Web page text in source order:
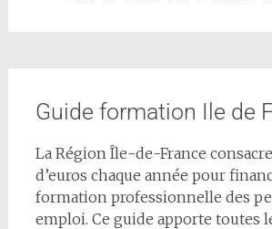
Guide formation Ile de
La Région Île-de-France
d’euros chaque année pour
formation professionnelle des
emploi. Ce guide apporte toutes